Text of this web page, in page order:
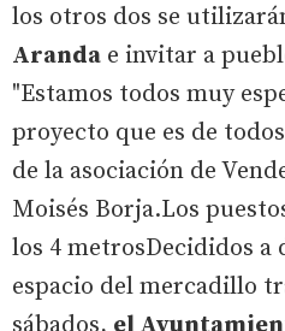
los otros dos se
Aranda e invitar a
"Estamos todos muy
proyecto que es de
de la asociación de
Moisés Borja.Los
los 4 metrosDecididos a
espacio del mercadillo